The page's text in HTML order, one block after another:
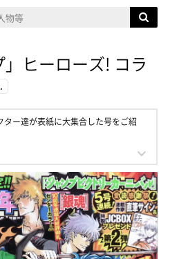
ヒーローズ! コラ
ター達が表紙に大集合した号をご紹